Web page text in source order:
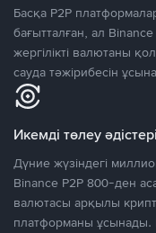
Басқа P2P
бағытталған, ал
жергілікті валютаны
сауда тәжірибесін
Икемді төлеу әдістері
Дүние жүзіндегі
Binance P2P 800-ден
валютасы арқылы
платформаны